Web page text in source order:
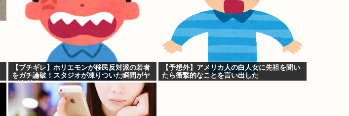
【ブチギレ】ホリエモンが移民反対派の若者
をガチ論破！スタジオが凍りついた瞬間がヤ
バすぎる…
【予想外】アメリカ人の白人女に先祖を聞い
たら衝撃的なことを言い出した